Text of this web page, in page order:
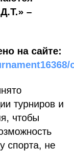
–
на сайте:
турниров и
чтобы
спорта, не